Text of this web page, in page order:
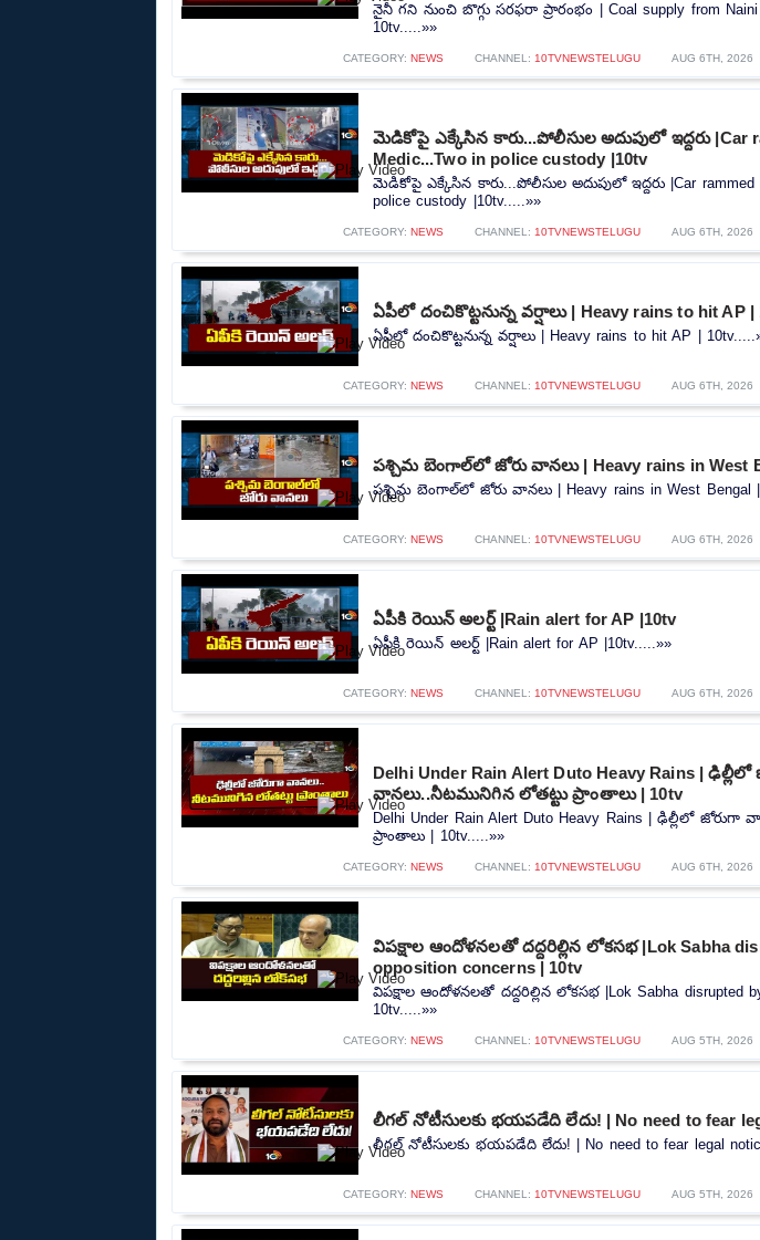
నైనీ గని నుంచి బొగ్గు సరఫరా ప్రారంభం | Coal supply from Naini
10tv.....»»
CATEGORY: NEWS CHANNEL: 10TVNEWSTELUGU AUG 6TH, 2026
మెడికోపై ఎక్కేసిన కారు...పోలీసుల అదుపులో ఇద్దరు |Car
Medic...Two in police custody |10tv
మెడికోపై ఎక్కేసిన కారు...పోలీసుల అదుపులో ఇద్దరు |Car rammed
police custody |10tv.....»»
CATEGORY: NEWS CHANNEL: 10TVNEWSTELUGU AUG 6TH, 2026
ఏపీలో దంచికొట్టనున్న వర్షాలు | Heavy rains to hit AP |
ఏపీలో దంచికొట్టనున్న వర్షాలు | Heavy rains to hit AP |
CATEGORY: NEWS CHANNEL: 10TVNEWSTELUGU AUG 6TH, 2026
పశ్చిమ బెంగాల్‌లో జోరు వానలు | Heavy rains in West
పశ్చిమ బెంగాల్‌లో జోరు వానలు | Heavy rains in West Bengal
CATEGORY: NEWS CHANNEL: 10TVNEWSTELUGU AUG 6TH, 2026
ఏపీకి రెయిన్ అలర్ట్ |Rain alert for AP |10tv
ఏపీకి రెయిన్ అలర్ట్ |Rain alert for AP |10tv.....»»
CATEGORY: NEWS CHANNEL: 10TVNEWSTELUGU AUG 6TH, 2026
Delhi Under Rain Alert Duto Heavy Rains |
వానలు..నీటమునిగిన లోతట్టు ప్రాంతాలు | 10tv
Delhi Under Rain Alert Duto Heavy Rains | ఢిల్లీలో జోరుగా
ప్రాంతాలు | 10tv.....»»
CATEGORY: NEWS CHANNEL: 10TVNEWSTELUGU AUG 6TH, 2026
విపక్షాల ఆందోళనలతో దద్దరిల్లిన లోకసభ |Lok Sabha
opposition concerns | 10tv
విపక్షాల ఆందోళనలతో దద్దరిల్లిన లోకసభ |Lok Sabha disrupted by
10tv.....»»
CATEGORY: NEWS CHANNEL: 10TVNEWSTELUGU AUG 5TH, 2026
లీగల్ నోటీసులకు భయపడేది లేదు! | No need to fear
లీగల్ నోటీసులకు భయపడేది లేదు! | No need to fear legal
CATEGORY: NEWS CHANNEL: 10TVNEWSTELUGU AUG 5TH, 2026